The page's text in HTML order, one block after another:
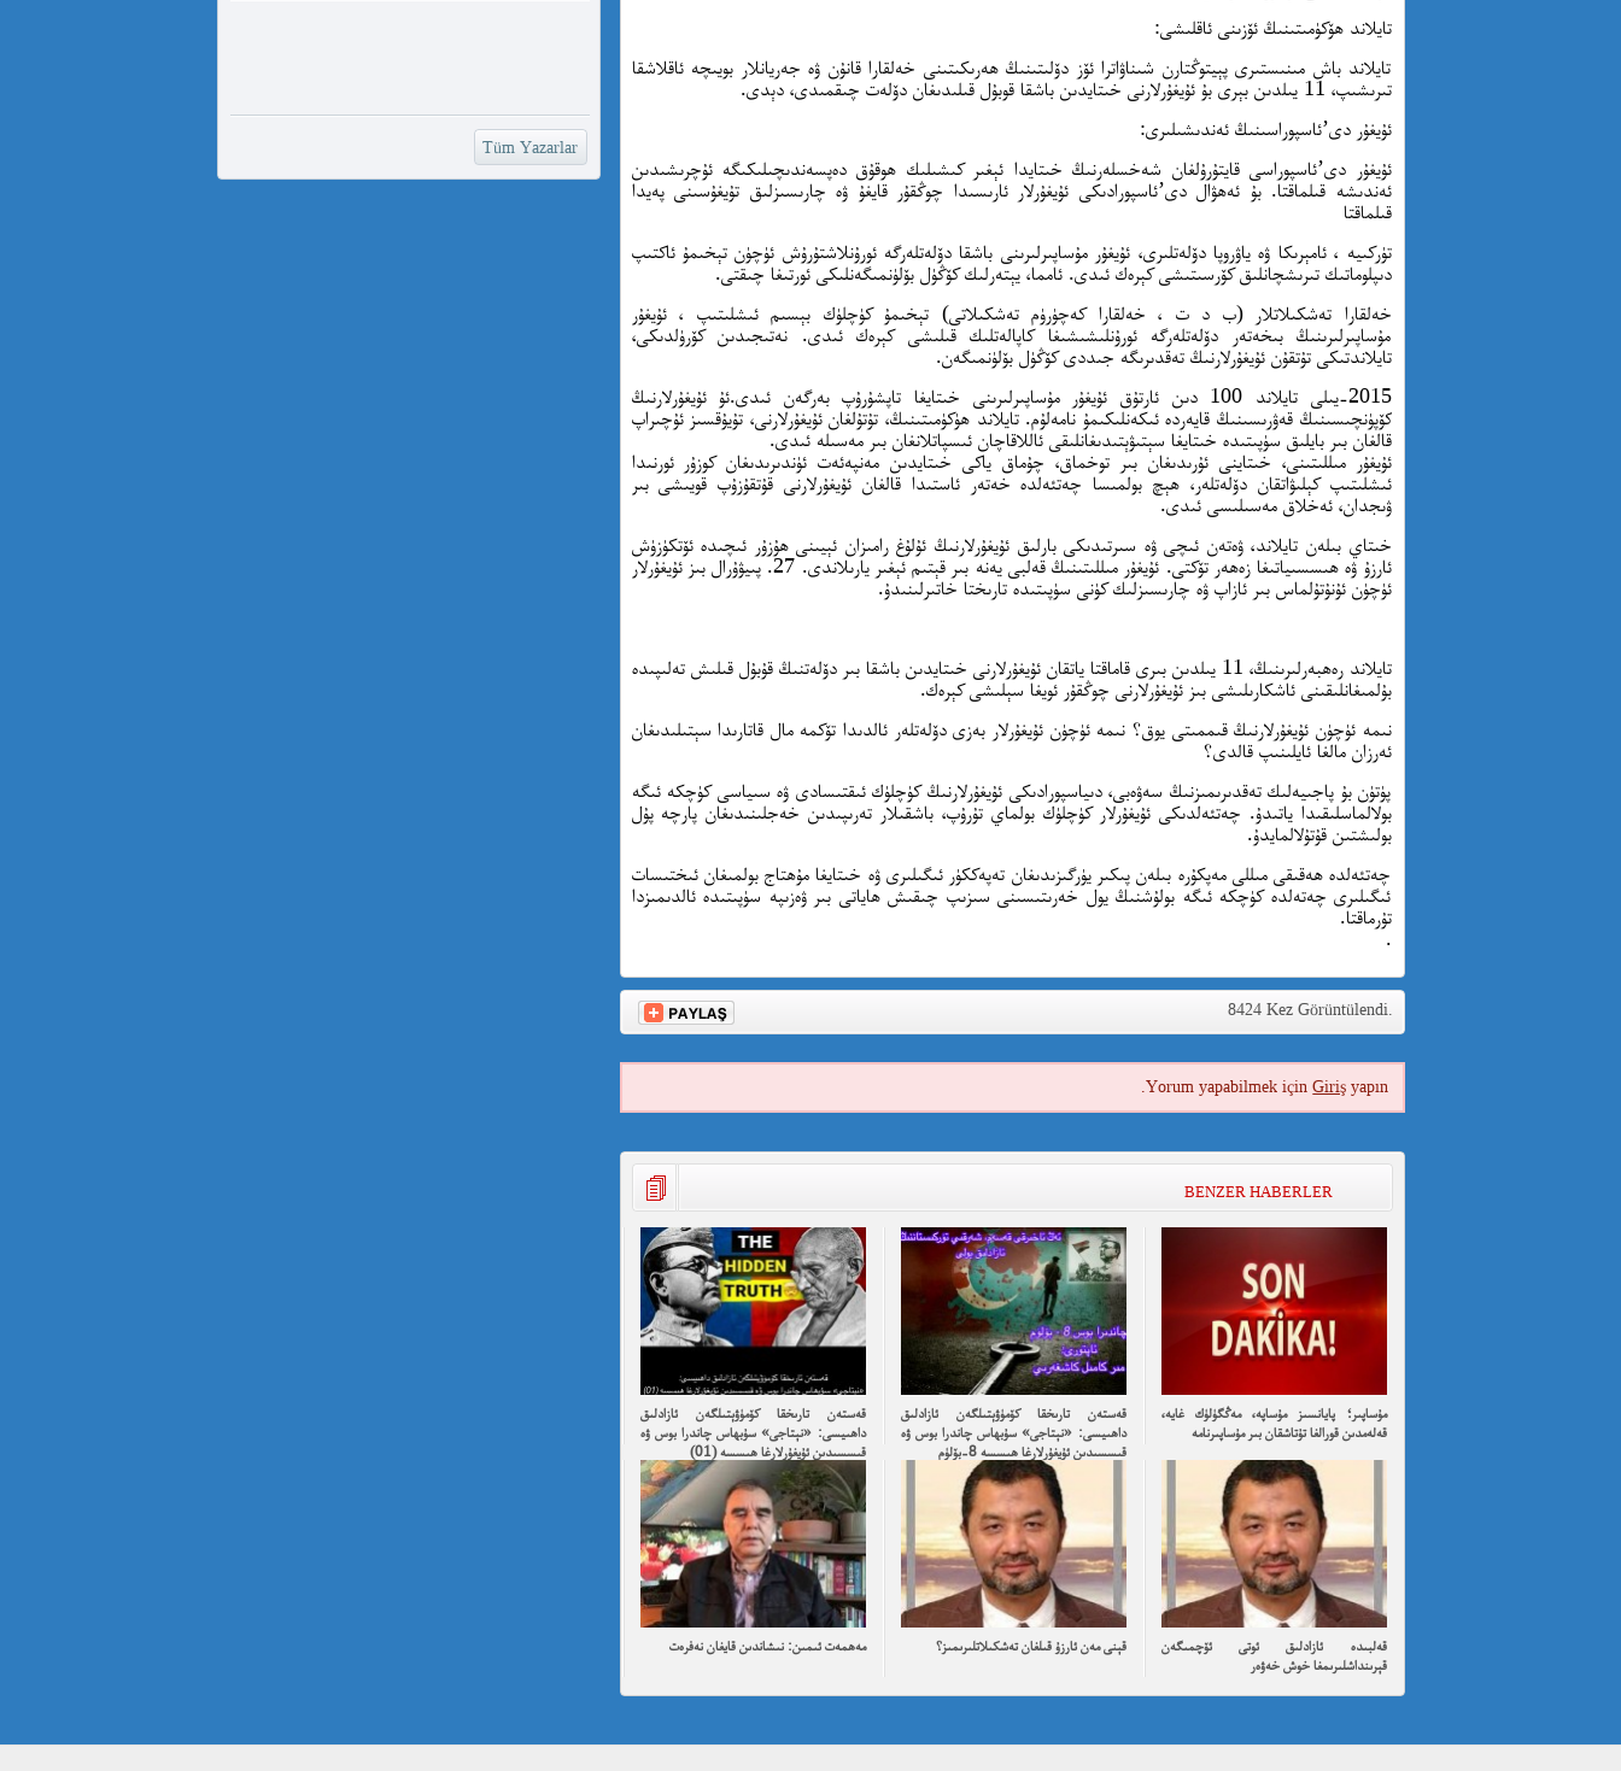
تايلاند ھۆكۈمىتىنىڭ ئۆزىنى ئاقلىشى:
تايلاند باش مىنىستىرى پېيتوڭتارن شىناۋاترا ئۆز دۆلىتىنىڭ ھەرىكىتىنى خەلقارا قانۇن ۋە جەريانلار بويىچە ئاقلاشقا
تىرىشىپ، 11 يىلدىن بېرى بۇ ئۇيغۇرلارنى خىتايدىن باشقا قوبۇل قىلىدىغان دۆلەت چىقمىدى، دېدى.
ئۇيغۇر دى’ئاسپوراسىنىڭ ئەندىشىلىرى:
ئۇيغۇر دى’ئاسپوراسى قايتۇرۇلغان شەخسلەرنىڭ خىتايدا ئېغىر كىشىلىك ھوقۇق دەپسەندىچىلىكىگە ئۇچرىشىدىن
ئەندىشە قىلماقتا. بۇ ئەھۋال دى’ئاسپورادىكى ئۇيغۇرلار ئارىسىدا چوڭقۇر قايغۇ ۋە چارىسىزلىق تۇيغۇسىنى پەيدا
قىلماقتا
تۈركىيە ، ئامېرىكا ۋە ياۋروپا دۆلەتلىرى، ئۇيغۇر مۇساپىرلىرىنى باشقا دۆلەتلەرگە ئورۇنلاشتۇرۇش ئۈچۈن تېخىمۇ ئاكتىپ
دىپلوماتىك تىرىشچانلىق كۆرسىتىشى كېرەك ئىدى. ئامما، يېتەرلىك كۆڭۈل بۆلۈنمىگەنلىكى ئورتىغا چىقتى.
خەلقارا تەشكىلاتلار (ب د ت ، خەلقارا كەچۈرۈم تەشكىلاتى) تېخىمۇ كۈچلۈك بېسىم ئىشلىتىپ ، ئۇيغۇر
مۇساپىرلىرىنىڭ بىخەتەر دۆلەتلەرگە ئورۇنلىشىشىغا كاپالەتلىك قىلىشى كېرەك ئىدى. نەتىجىدىن كۆرۈلدىكى،
تايلاندتىكى تۇتقۇن ئۇيغۇرلارنىڭ تەقدىرىگە جىددى كۆڭۈل بۆلۈنمىگەن.
2015-يىلى تايلاند 100 دىن ئارتۇق ئۇيغۇر مۇساپىرلىرىنى خىتايغا تاپشۇرۇپ بەرگەن ئىدى.ئۇ ئۇيغۇرلارنىڭ
كۆپۈنچىسىنىڭ قەۋرىسىنىڭ قايەردە ئىكەنلىكىمۇ نامەلۇم. تايلاند ھۈكۈمىتىنىڭ، تۇتۇلغان ئۇيغۇرلارنى، تۇيۇقسىز ئۇچىراپ
قالغان بىر بايلىق سۈپىتىدە خىتايغا سېتىۋېتىدىغانلىقى ئاللاقاچان ئىسپاتلانغان بىر مەسىلە ئىدى.
ئۇيغۇر مىللىتىنى، خىتاينى ئۇرىدىغان بىر توخماق، چۇماق ياكى خىتايدىن مەنپەئەت ئۈندىرىدىغان كوزۇر ئورنىدا
ئىشلىتىپ كېلىۋاتقان دۆلەتلەر، ھېچ بولمىسا چەتئەلدە خەتەر ئاستىدا قالغان ئۇيغۇرلارنى قۇتقۇزۇپ قويىشى بىر
ۋىجدان، ئەخلاق مەسىلىسى ئىدى.
خىتاي بىلەن تايلاند، ۋەتەن ئىچى ۋە سىرتىدىكى بارلىق ئۇيغۇرلارنىڭ ئۇلۇغ رامىزان ئېيىنى ھۇزۇر ئىچىدە ئۆتكۈزۈش
ئارزۇ ۋە ھىسسىياتىغا زەھەر تۆكتى. ئۇيغۇر مىللىتىنىڭ قەلبى يەنە بىر قېتىم ئېغىر يارىلاندى. 27. پىيۋۇرال بىز ئۇيغۇرلار
ئۈچۈن ئۇنۇتۇلماس بىر ئازاپ ۋە چارىسىزلىك كۈنى سۈپىتىدە تارىختا خاتىرلىنىدۇ.
تايلاند رەھبەرلىرىنىڭ، 11 يىلدىن بىرى قاماقتا ياتقان ئۇيغۇرلارنى خىتايدىن باشقا بىر دۆلەتنىڭ قۇبۇل قىلىش تەلىپىدە
بۇلمىغانلىقىنى ئاشكارىلىشى بىز ئۇيغۇرلارنى چوڭقۇر ئويغا سېلىشى كېرەك.
نىمە ئۈچۈن ئۇيغۇرلارنىڭ قىممىتى يوق؟ نىمە ئۈچۈن ئۇيغۇرلار بەزى دۆلەتلەر ئالدىدا تۆكمە مال قاتارىدا سېتىلىدىغان
ئەرزان مالغا ئايلىنىپ قالدى؟
پۈتۈن بۇ پاجىيەلىك تەقدىرىمىزنىڭ سەۋەبى، دىياسپورادىكى ئۇيغۇرلارنىڭ كۈچلۈك ئىقتىسادى ۋە سىياسى كۈچكە ئىگە
بولالماسلىقىدا ياتىدۇ. چەتئەلدىكى ئۇيغۇرلار كۈچلۈك بولماي تۇرۇپ، باشقىلار تەرىپىدىن خەجلىنىدىغان پارچە پۇل
بولىشتىن قۇتۇلالمايدۇ.
چەتئەلدە ھەقىقى مىللى مەپكۇرە بىلەن پىكىر يۈرگىزىدىغان تەپەككۈر ئىگىلىرى ۋە خىتايغا مۇھتاج بولمىغان ئىختىسات
ئىگىلىرى چەتەلدە كۈچكە ئىگە بولۇشنىڭ يول خەرىتىسىنى سىزىپ چىقىش ھاياتى بىر ۋەزىپە سۈپىتىدە ئالدىمىزدا
تۇرماقتا.
.
8424 Kez Görüntülendi.
Yorum yapabilmek içinGiriş yapın.
BENZER HABERLER
مۇساپىر؛ پايانسىز مۇساپە، مەڭگۈلۈك غايە،
قەلەمدىن قورالغا تۇتاشقان بىر مۇساپىرنامە
قەستەن تارىخقا كۆمۈۋېتىلگەن ئازادلىق
داھىيسى: «نېتاجى» سۇبھاس چاندرا بوس ۋە
قىسسىدىن ئۇيغۇرلارغا ھىسسە 8-بۆلۈم
قەستەن تارىخقا كۆمۈۋېتىلگەن ئازادلىق
داھىيسى: «نېتاجى» سۇبھاس چاندرا بوس ۋە
قىسسىدىن ئۇيغۇرلارغا ھىسسە (01)
قەلبىدە ئازادلىق ئوتى ئۆچمىگەن
قېرىنداشلىرىمغا خوش خەۋەر
قېنى مەن ئارزۇ قىلغان تەشكىلاتلىرىمىز؟ مەھمەت ئىمىن: نىشاندىن قايغان نەفرەت
Tüm Yazarlar